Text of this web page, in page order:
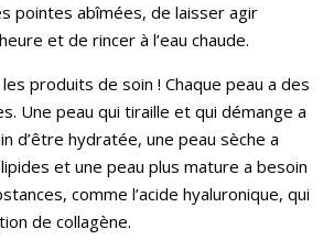
pointes abîmées, de laisser agir
et de rincer à l’eau chaude.
produits de soin ! Chaque peau a des
Une peau qui tiraille et qui démange a
d’être hydratée, une peau sèche a
et une peau plus mature a besoin
comme l’acide hyaluronique, qui
de collagène.